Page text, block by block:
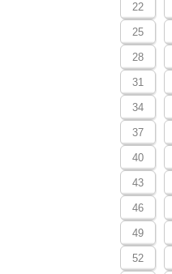
22
25
28
31
34
37
40
43
46
49
52